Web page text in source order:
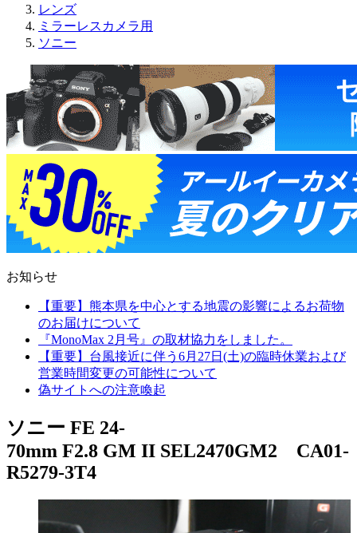
レンズ
ミラーレスカメラ用
ソニー
お知らせ
【重要】熊本県を中心とする地震の影響によるお荷物
のお届けについて
『MonoMax 2月号』の取材協力をしました。
【重要】台風接近に伴う6月27日(土)の臨時休業および
営業時間変更の可能性について
偽サイトへの注意喚起
ソニー FE 24-
70mm F2.8 GM II SEL2470GM2 CA01-
R5279-3T4